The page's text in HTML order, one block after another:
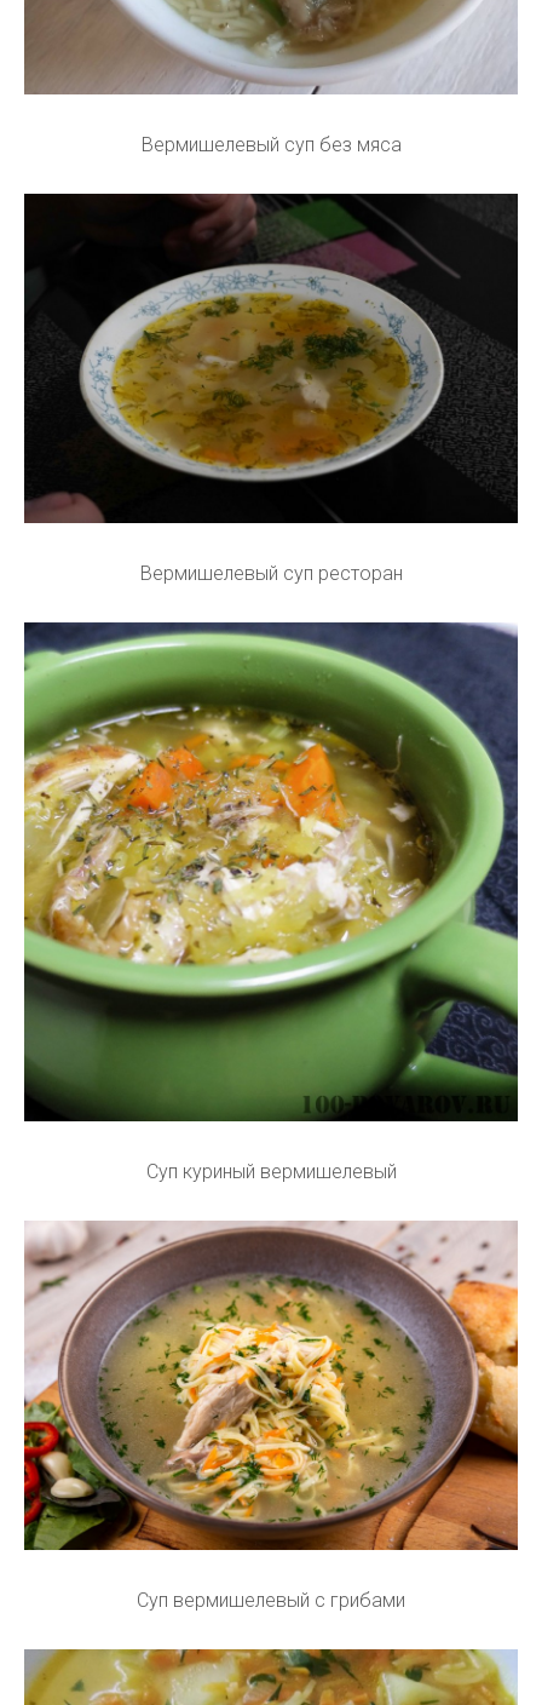
Вермишелевый суп без мяса
Вермишелевый суп ресторан
Суп куриный вермишелевый
Суп вермишелевый с грибами